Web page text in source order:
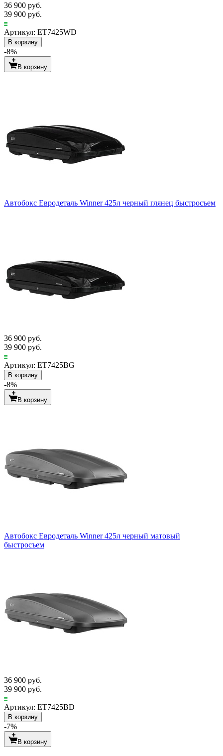
36 900 руб.
39 900 руб.
Артикул: ET7425WD
В корзину
-8%
В корзину
Автобокс Евродеталь Winner 425л черный глянец быстросъем
36 900 руб.
39 900 руб.
Артикул: ET7425BG
В корзину
-8%
В корзину
Автобокс Евродеталь Winner 425л черный матовый
быстросъем
36 900 руб.
39 900 руб.
Артикул: ET7425BD
В корзину
-7%
В корзину